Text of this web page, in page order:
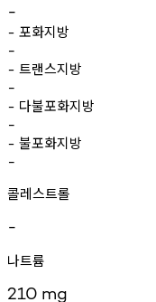
-
- 포화지방
-
- 트랜스지방
-
- 다불포화지방
-
- 불포화지방
-
콜레스트롤
-
나트륨
210 mg